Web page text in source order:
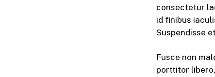
consectetur
id finibus
Suspendisse
Fusce non
porttitor